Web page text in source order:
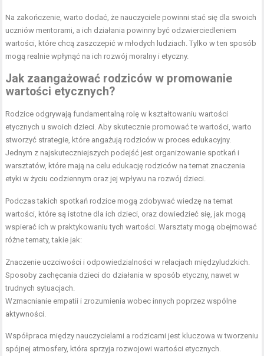
Na zakończenie, warto dodać, że nauczyciele powinni stać się dla swoich
uczniów mentorami, a ich działania powinny być odzwierciedleniem
wartości, które chcą zaszczepić w młodych ludziach. Tylko w ten sposób
mogą realnie wpłynąć na ich rozwój moralny i etyczny.
Jak zaangażować rodziców w promowanie
wartości etycznych?
Rodzice odgrywają fundamentalną rolę w kształtowaniu wartości
etycznych u swoich dzieci. Aby skutecznie promować te wartości, warto
stworzyć strategie, które angażują rodziców w proces edukacyjny.
Jednym z najskuteczniejszych podejść jest organizowanie spotkań i
warsztatów, które mają na celu edukację rodziców na temat znaczenia
etyki w życiu codziennym oraz jej wpływu na rozwój dzieci.
Podczas takich spotkań rodzice mogą zdobywać wiedzę na temat
wartości, które są istotne dla ich dzieci, oraz dowiedzieć się, jak mogą
wspierać ich w praktykowaniu tych wartości. Warsztaty mogą obejmować
różne tematy, takie jak:
Znaczenie uczciwości i odpowiedzialności w relacjach międzyludzkich.
Sposoby zachęcania dzieci do działania w sposób etyczny, nawet w
trudnych sytuacjach.
Wzmacnianie empatii i zrozumienia wobec innych poprzez wspólne
aktywności.
Współpraca między nauczycielami a rodzicami jest kluczowa w tworzeniu
spójnej atmosfery, która sprzyja rozwojowi wartości etycznych.